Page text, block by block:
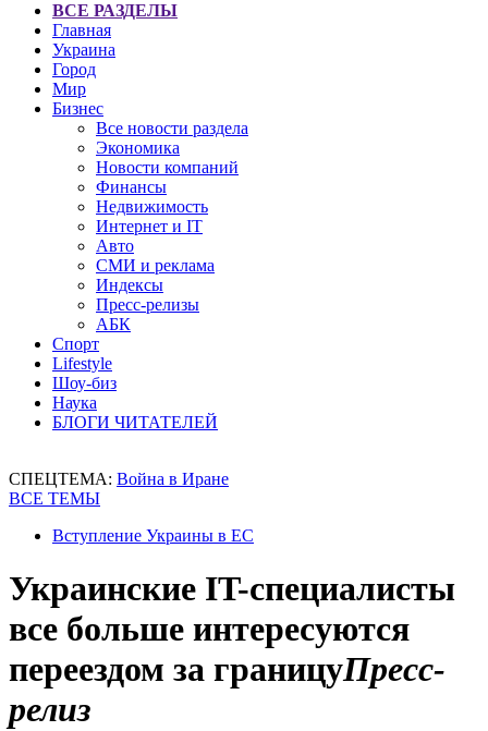
ВСЕ РАЗДЕЛЫ
Главная
Украина
Город
Мир
Бизнес
Все новости раздела
Экономика
Новости компаний
Финансы
Недвижимость
Интернет и IT
Авто
СМИ и реклама
Индексы
Пресс-релизы
АБК
Спорт
Lifestyle
Шоу-биз
Наука
БЛОГИ ЧИТАТЕЛЕЙ
СПЕЦТЕМА: Война в Иране
ВСЕ ТЕМЫ
Вступление Украины в ЕС
Украинские IT-специалисты
все больше интересуются
переездом за границуПресс-
релиз